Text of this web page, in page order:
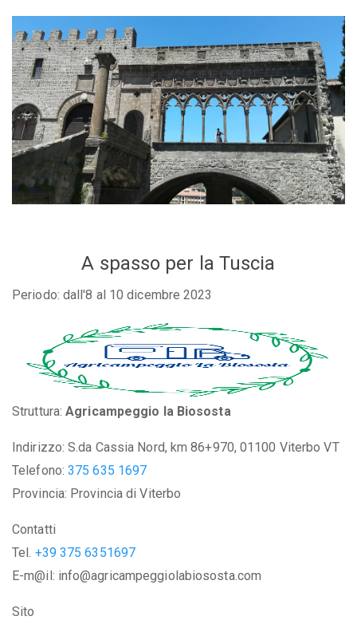
A spasso per la Tuscia
Periodo: dall'8 al 10 dicembre 2023
Struttura:Agricampeggio la Biososta
Indirizzo: S.da Cassia Nord, km 86+970, 01100 Viterbo VT
Telefono: 375 635 1697
Provincia: Provincia di Viterbo
Contatti
Tel. +39 375 6351697
E-m@il: info@agricampeggiolabiososta.com
Sito